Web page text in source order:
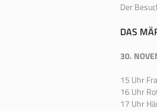
Der
DAS
30.
15 Uhr
16 Uhr
17 Uhr